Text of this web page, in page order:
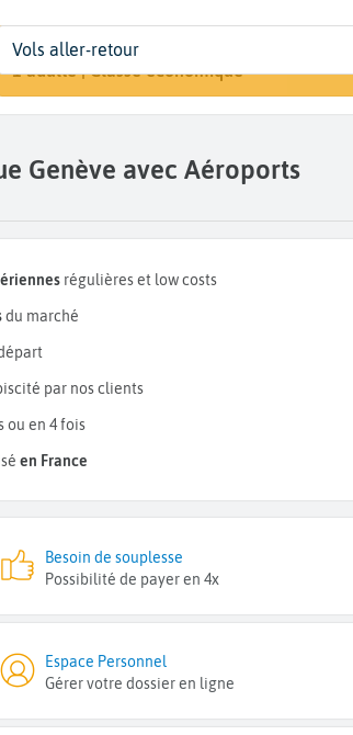
Départ
Copenhague (CPH)
Dates
Dates de votre voyage
Voyageurs | Classe
1 adulte | Classe économique
Vols aller-retour
Genève avec Aéroports
régulières et low costs
du marché
par nos clients
ou en 4 fois
en France
Besoin de souplesse
Possibilité de payer en 4x
Espace Personnel
Gérer votre dossier en ligne